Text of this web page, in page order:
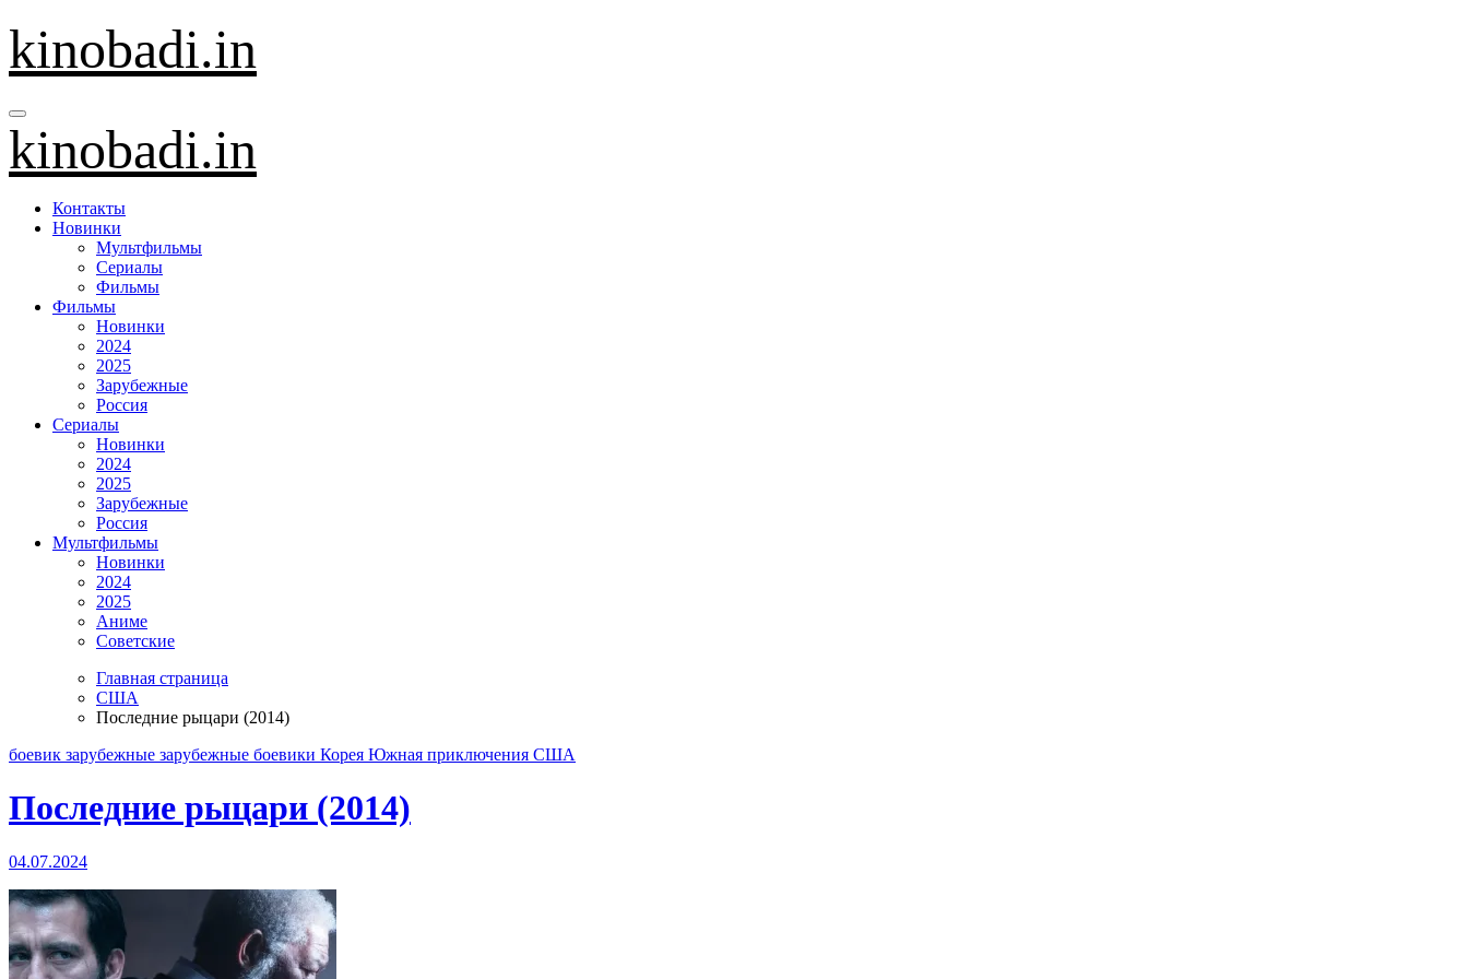
Перейти
содержанию
kinobadi.in
kinobadi.in
Контакты
Новинки
Мультфильмы
Сериалы
Фильмы
Фильмы
Новинки
2024
2025
Зарубежные
Россия
Сериалы
Новинки
2024
2025
Зарубежные
Россия
Мультфильмы
Новинки
2024
2025
Аниме
Советские
Главная страница
США
Последние рыцари (2014)
боевик зарубежные зарубежные боевики Корея Южная приключения США
Последние рыцари (2014)
04.07.2024